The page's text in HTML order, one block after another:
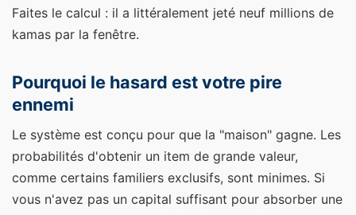
Faites le calcul : il a littéralement jeté neuf millions de
kamas par la fenêtre.
Pourquoi le hasard est votre pire
ennemi
Le système est conçu pour que la "maison" gagne. Les
probabilités d'obtenir un item de grande valeur,
comme certains familiers exclusifs, sont minimes. Si
vous n'avez pas un capital suffisant pour absorber une